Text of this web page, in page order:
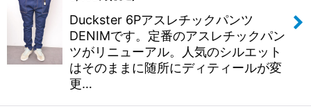
Duckster 6Pアスレチックパンツ
DENIMです。定番のアスレチックパン
ツがリニューアル。人気のシルエット
はそのままに随所にディティールが変
更…